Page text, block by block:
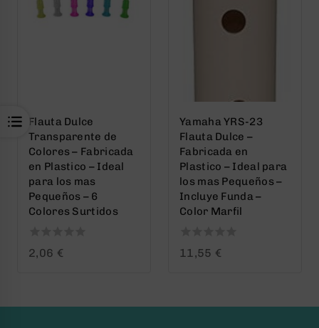
Flauta Dulce
Transparente de
Colores – Fabricada
en Plastico – Ideal
para los mas
Pequeños – 6
Colores Surtidos
0
2,06 €
Yamaha YRS-23
Flauta Dulce –
Fabricada en
Plastico – Ideal para
los mas Pequeños –
Incluye Funda –
Color Marfil
0
11,55 €